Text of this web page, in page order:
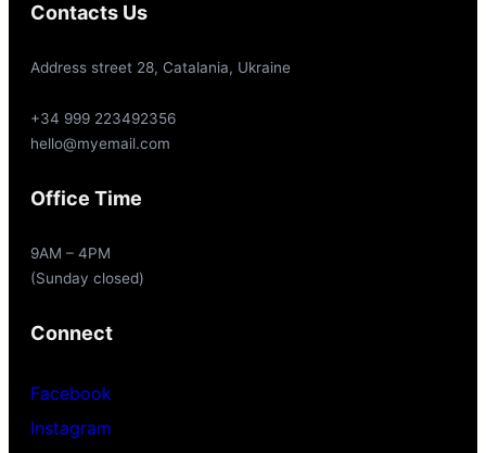
Contacts Us
Address street 28, Catalania, Ukraine
+34 999 223492356
hello@myemail.com
Office Time
9AM – 4PM
(Sunday closed)
Connect
Facebook
Instagram